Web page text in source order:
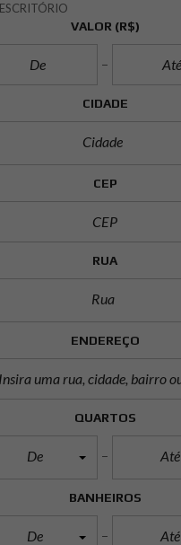
ESCRITÓRIO
VALOR (R$)
CIDADE
Cidade
CEP
RUA
Rua
ENDEREÇO
QUARTOS
De Até
BANHEIROS
De Até